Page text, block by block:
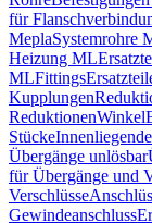
für
MeplaSystemrohre
Heizung ML
MLFittings
Kupplungen
ReduktionenWinkel
Stücke
Übergänge unlösbar
für Übergänge und
Verschlüsse
Gewindeanschluss